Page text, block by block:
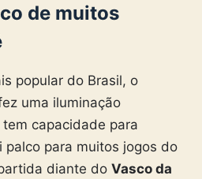
de muitos
popular do Brasil, o
uma iluminação
capacidade para
palco para muitos jogos do
diante do Vasco da